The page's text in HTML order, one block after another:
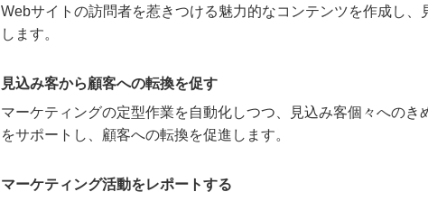
Webサイトの訪問者を惹きつける魅力的なコンテンツを作成し、
します。
見込み客から顧客への転換を促す
マーケティングの定型作業を自動化しつつ、見込み客個々へのき
をサポートし、顧客への転換を促進します。
マーケティング活動をレポートする